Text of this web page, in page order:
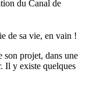
de sa vie, en vain !
son projet, dans une
Il y existe quelques